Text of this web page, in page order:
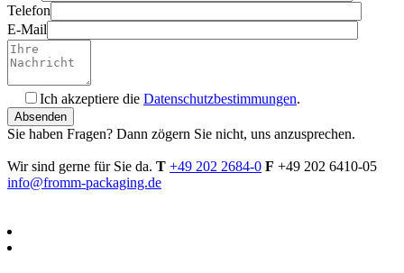
Telefon
E-Mail
Ich akzeptiere die Datenschutzbestimmungen.
Bitte füllen Sie dieses Feld nicht aus.
Sie haben Fragen? Dann zögern Sie nicht, uns anzusprechen.
Wir sind gerne für Sie da. T +49 202 2684-0 F +49 202 6410-05
info@fromm-packaging.de